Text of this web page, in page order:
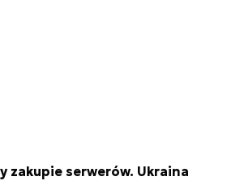
zakupie serwerów. Ukraina